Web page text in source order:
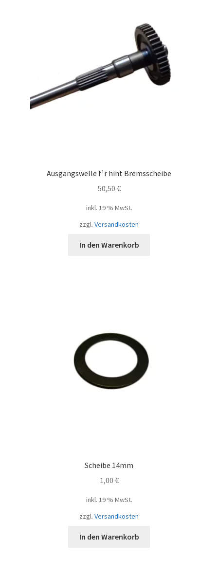
Ausgangswelle f¹r hint Bremsscheibe
50,50 €
inkl. 19 % MwSt.
zzgl. Versandkosten
In den Warenkorb
Scheibe 14mm
1,00 €
inkl. 19 % MwSt.
zzgl. Versandkosten
In den Warenkorb